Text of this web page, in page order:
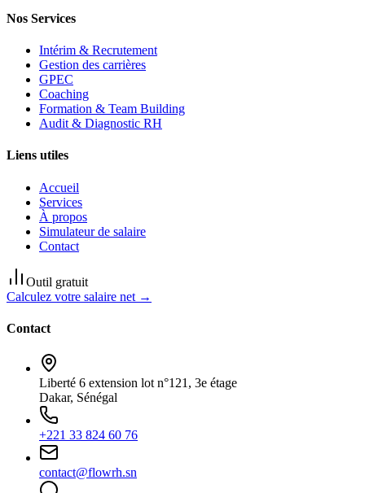
Nos Services
Intérim & Recrutement
Gestion des carrières
GPEC
Coaching
Formation & Team Building
Audit & Diagnostic RH
Liens utiles
Accueil
Services
À propos
Simulateur de salaire
Contact
Outil gratuit
Calculez votre salaire net →
Contact
Liberté 6 extension lot n°121, 3e étage
Dakar, Sénégal
+221 33 824 60 76
contact@flowrh.sn